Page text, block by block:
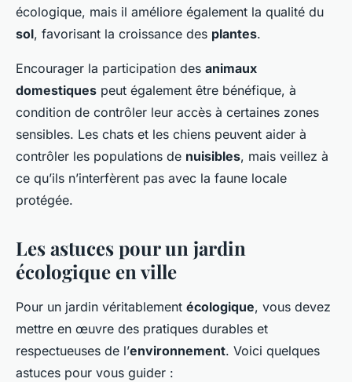
écologique, mais il améliore également la qualité du
sol, favorisant la croissance des plantes.
Encourager la participation des animaux
domestiques peut également être bénéfique, à
condition de contrôler leur accès à certaines zones
sensibles. Les chats et les chiens peuvent aider à
contrôler les populations de nuisibles, mais veillez à
ce qu’ils n’interfèrent pas avec la faune locale
protégée.
Les astuces pour un jardin
écologique en ville
Pour un jardin véritablement écologique, vous devez
mettre en œuvre des pratiques durables et
respectueuses de l’environnement. Voici quelques
astuces pour vous guider :